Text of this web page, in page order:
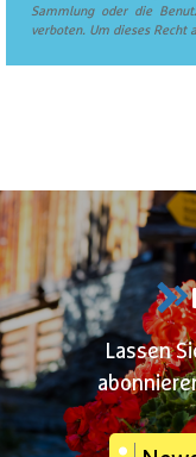
Sammlung oder die
verboten. Um dieses Recht
Lassen